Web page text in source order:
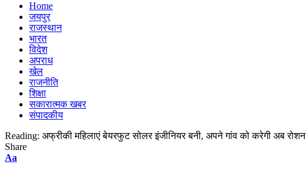
Home
जयपुर
राजस्थान
भारत
विदेश
अपराध
खेल
राजनीति
शिक्षा
सकारात्मक खबर
संपादकीय
Reading: अफ्रीकी महिलाएं बेयरफुट सोलर इंजीनियर बनी, अपने गांव को करेगी अब रोशन
Share
Font
Aa